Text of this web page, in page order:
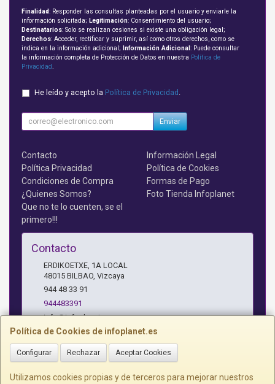
Política de Cookies de infoplanet.es
Configurar Rechazar Aceptar Cookies
Utilizamos cookies propias y de terceros para mejorar nuestros
Finalidad: Responder las consultas planteadas por el usuario y enviarle la
información solicitada; Legitimación: Consentimiento del usuario;
Destinatarios: Solo se realizan cesiones si existe una obligación legal;
Derechos: Acceder, rectificar y suprimir, así como otros derechos, como se
indica en la información adicional;
Información Adicional : Puede consultar
la información completa de Protección de Datos en nuestra Política de
Privacidad
He leído y acepto la Política de Privacidad .
Enviar
Contacto
Información Legal
Política Privacidad
Política de Cookies
Condiciones de Compra
Formas de Pago
¿Quienes Somos?
Foto Tienda Infoplanet
Que no te lo cuenten, se el
primero!!!
Contacto
ERDIKOETXE, 1A LOCAL
48015 BILBAO, Vizcaya
944 48 33 91
944483391
info@infoplanet.es
Horario
10 A 14:15 H Y 17:15 A 19:30 H